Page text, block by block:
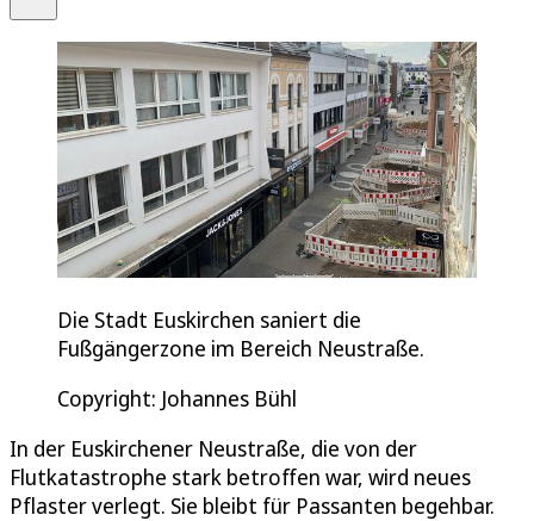
Die Stadt Euskirchen saniert die
Fußgängerzone im Bereich Neustraße.
Copyright: Johannes Bühl
In der Euskirchener Neustraße, die von der
Flutkatastrophe stark betroffen war, wird neues
Pflaster verlegt. Sie bleibt für Passanten begehbar.